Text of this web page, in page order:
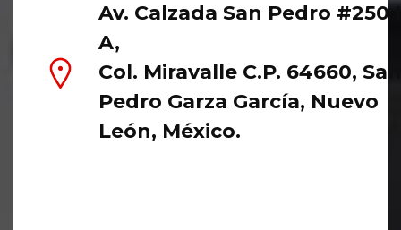
Av. Calzada San Pedro #250
A,
Col. Miravalle C.P. 64660, San
Pedro Garza García, Nuevo
León, México.